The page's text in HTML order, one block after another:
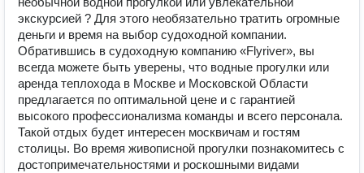
экскурсией ? Для этого необязательно тратить огромные
деньги и время на выбор судоходной компании.
Обратившись в судоходную компанию «Flyriver», вы
всегда можете быть уверены, что водные прогулки или
аренда теплохода в Москве и Московской Области
предлагается по оптимальной цене и с гарантией
высокого профессионализма команды и всего персонала.
Такой отдых будет интересен москвичам и гостям
столицы. Во время живописной прогулки познакомитесь с
достопримечательностями и роскошными видами